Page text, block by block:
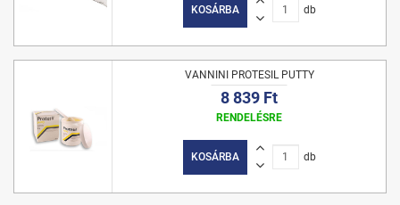
KOSÁRBA db
VANNINI PROTESIL PUTTY
8 839 Ft
RENDELÉSRE
KOSÁRBA db